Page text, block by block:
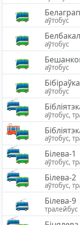
аўтобус
аўтобус
аўтобус
Бібіраўка
аўтобус
аўтобус,
аўтобус,
Білева-1
аўтобус,
Білева-2
аўтобус,
Білева-9
тралейбус